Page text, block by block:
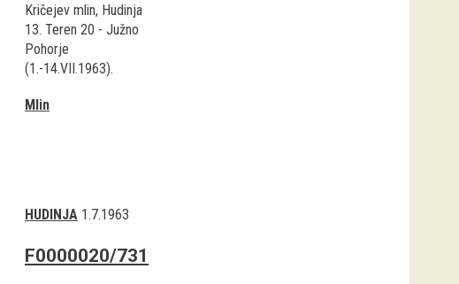
Kričejev mlin, Hudinja
13. Teren 20 - Južno
Pohorje
(1.-14.VII.1963).
Mlin
HUDINJA 1.7.1963
F0000020/731